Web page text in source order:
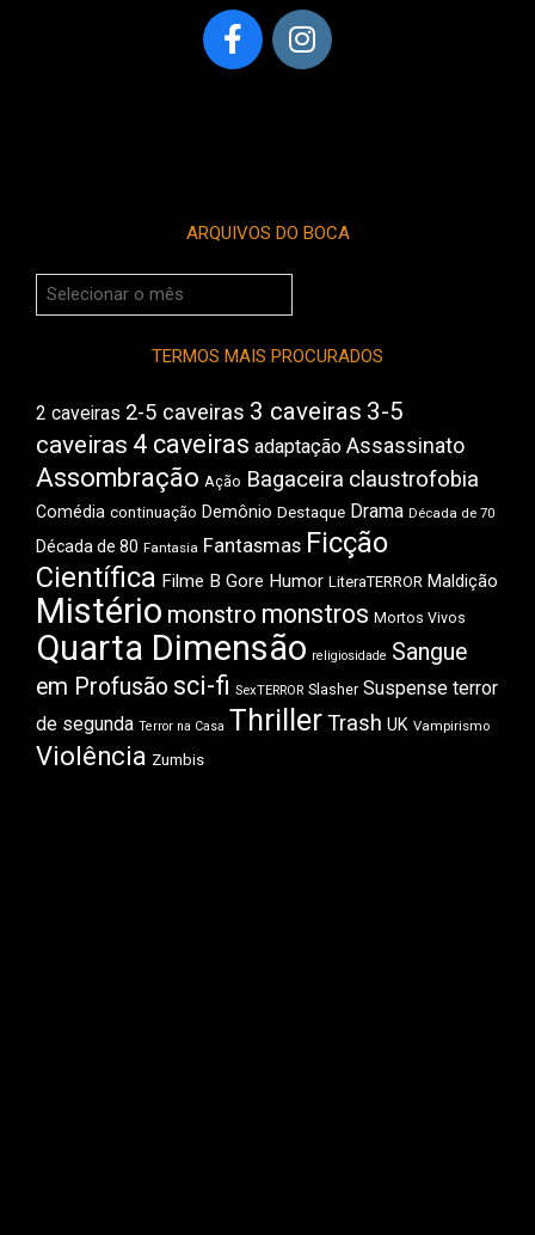
ARQUIVOS DO BOCA
Arquivos
do
TERMOS MAIS PROCURADOS
2 caveiras 2-5 caveiras 3 caveiras 3-5
caveiras 4 caveiras adaptação Assassinato
Assombração Ação Bagaceira claustrofobia
Comédia continuação Demônio Destaque Drama Década de 70
Década de 80 Fantasia Fantasmas Ficção
Científica Filme B Gore Humor LiteraTERROR Maldição
Mistério monstro monstros Mortos Vivos
Quarta Dimensão religiosidade Sangue
em Profusão sci-fi SexTERROR Slasher Suspense terror
de segunda Terror na Casa ThrillerTrash UK Vampirismo
Violência Zumbis